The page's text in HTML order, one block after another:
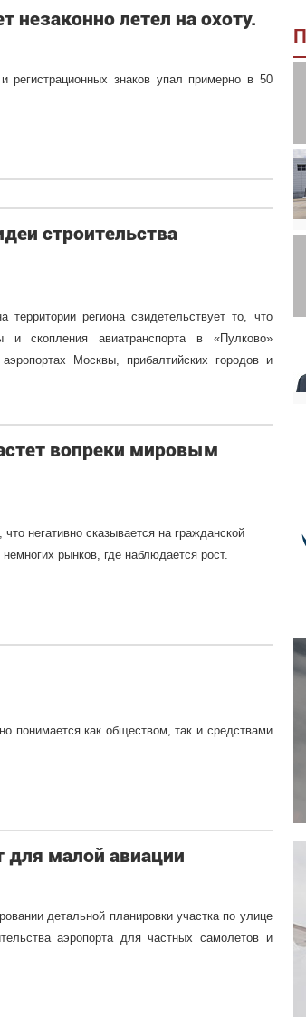
летел на охоту.
регистрационных знаков упал примерно в 50
строительства
территории региона свидетельствует то, что
скопления авиатранспорта в «Пулково»
Москвы, прибалтийских городов и
вопреки мировым
негативно сказывается на гражданской
рынков, где наблюдается рост.
понимается как обществом, так и средствами
для малой авиации
детальной планировки участка по улице
аэропорта для частных самолетов и